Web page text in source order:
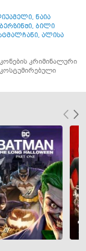
, ნაია
, ბილი
, ალისა
კრიმინალური